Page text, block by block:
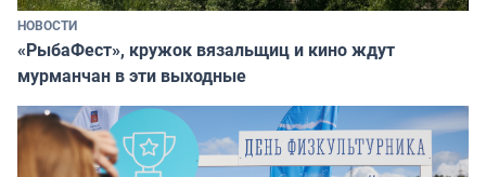
НОВОСТИ
«РыбаФест», кружок вязальщиц и кино ждут
мурманчан в эти выходные